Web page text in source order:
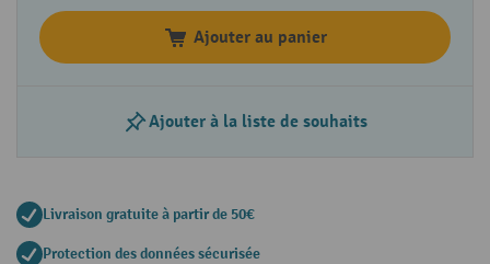
Ajouter au panier
Ajouter à la liste de souhaits
Livraison gratuite à partir de 50€
Protection des données sécurisée